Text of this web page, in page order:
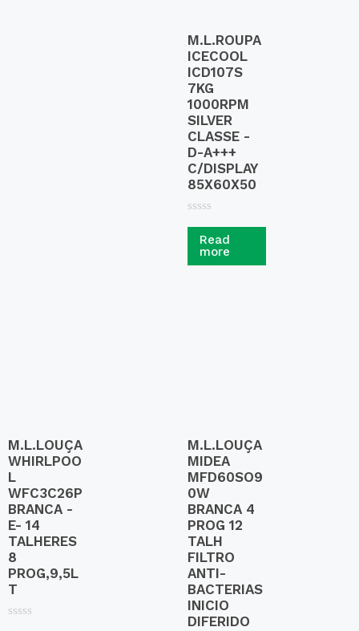
M.L.ROUPA
ICECOOL
ICD107S
7KG
1000RPM
SILVER
CLASSE -
D-A+++
C/DISPLAY
85X60X50
d
Read
more
M.L.LOUÇA
WHIRLPOO
L
WFC3C26P
BRANCA -
E- 14
TALHERES
8
PROG,9,5L
T
M.L.LOUÇA
MIDEA
MFD60SO9
0W
BRANCA 4
PROG 12
TALH
FILTRO
ANTI-
BACTERIAS
INICIO
DIFERIDO